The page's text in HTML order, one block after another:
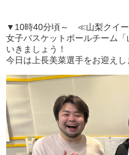
▼10時40分頃～ ≪山梨クイー
女子バスケットボールチーム
いきましょう！
今日は 上長美菜選手をお迎えし